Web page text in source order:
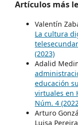
Artículos más
Valentín
La cultura
(2023)
Adalid
educación
virtuales en
Núm. 4
Arturo
Luisa